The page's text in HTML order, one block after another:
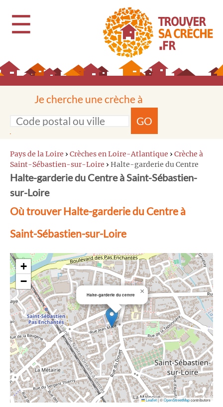
☰
Je cherche une crèche à
GO
Pays de la Loire › Crèches en Loire-Atlantique › Crèche à
Saint-Sébastien-sur-Loire › Halte-garderie du Centre
Halte-garderie du Centre à Saint-Sébastien-
sur-Loire
Où trouver Halte-garderie du Centre à
Saint-Sébastien-sur-Loire
Halte-garderie du centre ×
+
−
Leaflet|©OpenStreetMapcontributors